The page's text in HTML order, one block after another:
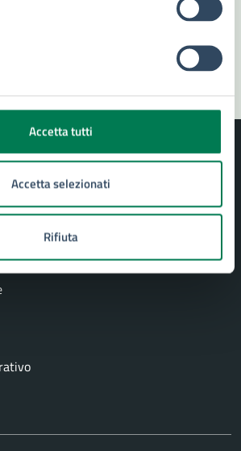
Accetta tutti
Accetta selezionati
Rifiuta
Siracusa